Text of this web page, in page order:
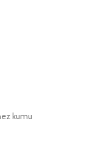
kumu